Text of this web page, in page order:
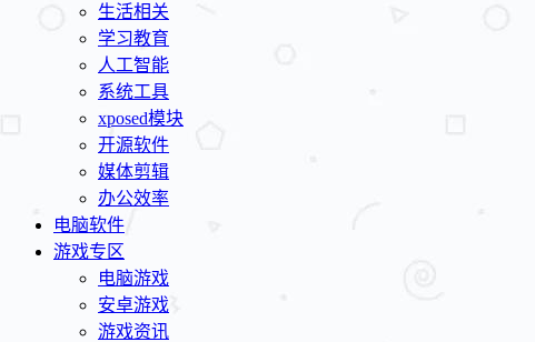
生活相关
学习教育
人工智能
系统工具
xposed模块
开源软件
媒体剪辑
办公效率
电脑软件
游戏专区
电脑游戏
安卓游戏
游戏资讯